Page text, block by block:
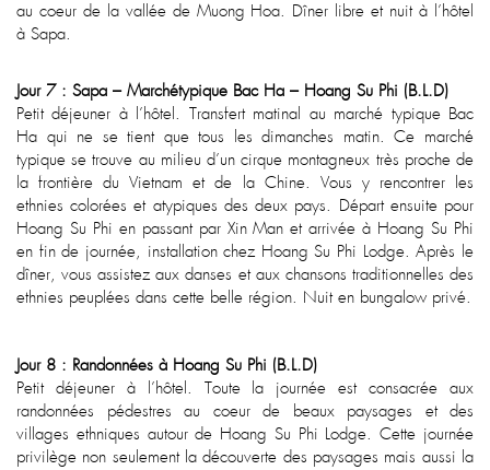
au coeur de la vallée de Muong Hoa. Dîner libre et nuit à l’hôtel
à Sapa.
Jour 7 : Sapa – Marchétypique Bac Ha – Hoang Su Phi (B.L.D)
Petit déjeuner à l’hôtel. Transfert matinal au marché typique Bac
Ha qui ne se tient que tous les dimanches matin. Ce marché
typique se trouve au milieu d’un cirque montagneux très proche de
la frontière du Vietnam et de la Chine. Vous y rencontrer les
ethnies colorées et atypiques des deux pays. Départ ensuite pour
Hoang Su Phi en passant par Xin Man et arrivée à Hoang Su Phi
en fin de journée, installation chez Hoang Su Phi Lodge. Après le
dîner, vous assistez aux danses et aux chansons traditionnelles des
ethnies peuplées dans cette belle région. Nuit en bungalow privé.
Jour 8 : Randonnées à Hoang Su Phi (B.L.D)
Petit déjeuner à l’hôtel. Toute la journée est consacrée aux
randonnées pédestres au coeur de beaux paysages et des
villages ethniques autour de Hoang Su Phi Lodge. Cette journée
privilège non seulement la découverte des paysages mais aussi la